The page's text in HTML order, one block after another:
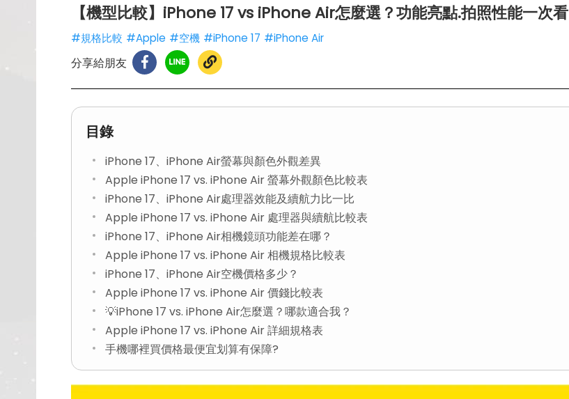
【機型比較】iPhone 17 vs iPhone Air怎麼選？功能亮點.拍照性能一次看
#規格比較 #Apple #空機 #iPhone 17 #iPhone Air
分享給朋友
目錄
iPhone 17、iPhone Air螢幕與顏色外觀差異
Apple iPhone 17 vs. iPhone Air 螢幕外觀顏色比較表
iPhone 17、iPhone Air處理器效能及續航力比一比
Apple iPhone 17 vs. iPhone Air 處理器與續航比較表
iPhone 17、iPhone Air相機鏡頭功能差在哪？
Apple iPhone 17 vs. iPhone Air 相機規格比較表
iPhone 17、iPhone Air空機價格多少？
Apple iPhone 17 vs. iPhone Air 價錢比較表
💡iPhone 17 vs. iPhone Air怎麼選？哪款適合我？
Apple iPhone 17 vs. iPhone Air 詳細規格表
手機哪裡買價格最便宜划算有保障?